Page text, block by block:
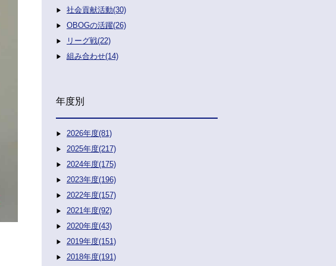
社会貢献活動(30)
OBOGの活躍(26)
リーグ戦(22)
組み合わせ(14)
年度別
2026年度(81)
2025年度(217)
2024年度(175)
2023年度(196)
2022年度(157)
2021年度(92)
2020年度(43)
2019年度(151)
2018年度(191)